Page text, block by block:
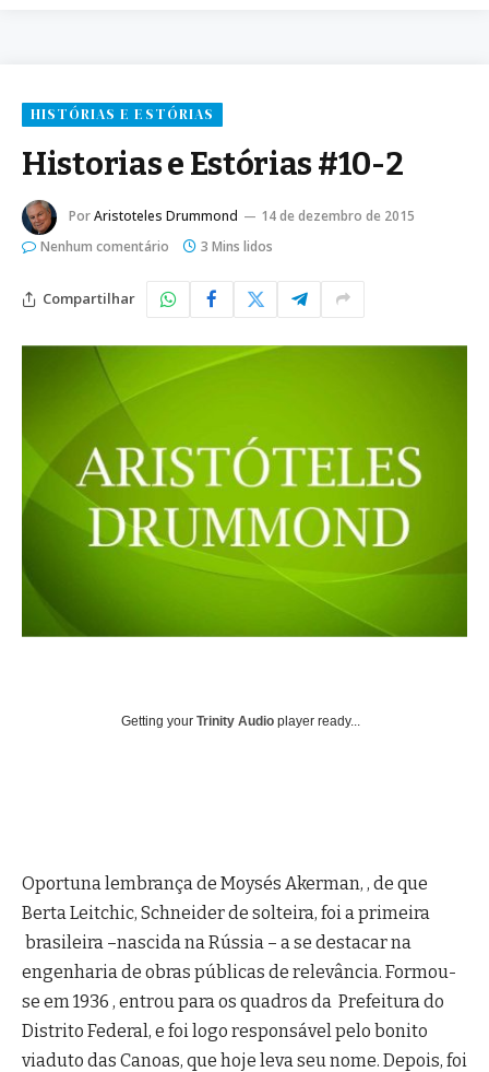
HISTÓRIAS E ESTÓRIAS
Historias e Estórias #10-2
PorAristoteles Drummond
14 de dezembro de 2015
Nenhum comentário
3 Mins lidos
Compartilhar
Getting your Trinity Audio player ready...
Oportuna lembrança de Moysés Akerman, , de que
Berta Leitchic, Schneider de solteira, foi a primeira
brasileira –nascida na Rússia – a se destacar na
engenharia de obras públicas de relevância. Formou-
se em 1936 , entrou para os quadros da Prefeitura do
Distrito Federal, e foi logo responsável pelo bonito
viaduto das Canoas, que hoje leva seu nome. Depois, foi